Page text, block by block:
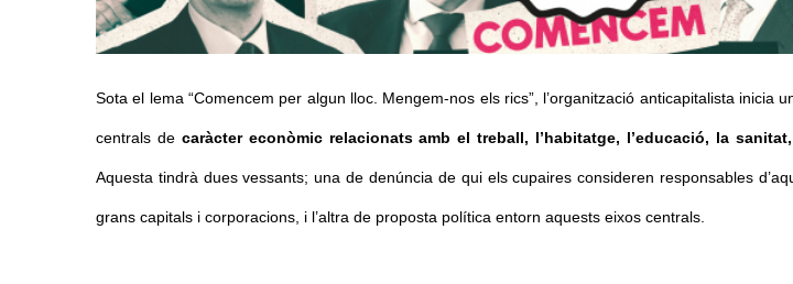
Sota el lema “Comencem per algun lloc. Mengem-nos els rics”, l’organització anticapitalista inicia
centrals de caràcter econòmic relacionats amb el treball, l’habitatge, l’educació, la
Aquesta tindrà dues vessants; una de denúncia de qui els cupaires consideren responsables
grans capitals i corporacions, i l’altra de proposta política entorn aquests eixos centrals.